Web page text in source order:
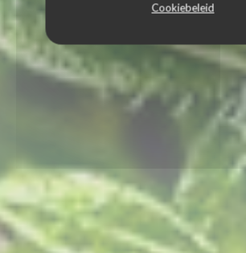
Cookiebeleid